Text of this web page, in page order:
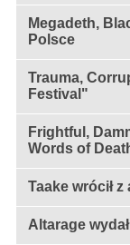
Megadeth,
Polsce
Trauma,
Festival"
Frightful,
Words of
Taake wrócił
Altarage